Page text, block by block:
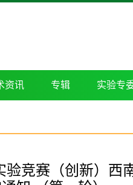
资讯 专辑 实验专
验竞赛（创新）西